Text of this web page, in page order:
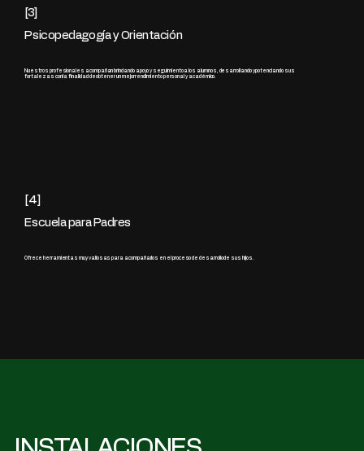
[3]
Psicopedagogía y Orientación
Nuestros profesionales acompañan brindando apoyo y seguimiento a los alumnos, desarrollando y potenciando sus
fortalezas con la finalidad de obtener un mejor rendimiento personal y académico.
[4]
Escuela para Padres
Ofrece herramientas muy valiosas para acompañarlos en el proceso de desarrollo de sus hijos.